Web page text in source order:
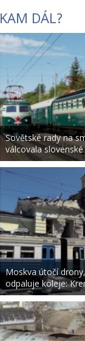
KAM DÁL?
Sovětské rady na
válcovala
Moskva útočí
odpaluje koleje: